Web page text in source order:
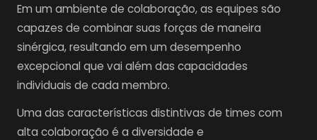
Em um ambiente de colaboração, as equipes são
capazes de combinar suas forças de maneira
sinérgica, resultando em um desempenho
excepcional que vai além das capacidades
individuais de cada membro.
Uma das características distintivas de times com
alta colaboração é a diversidade e